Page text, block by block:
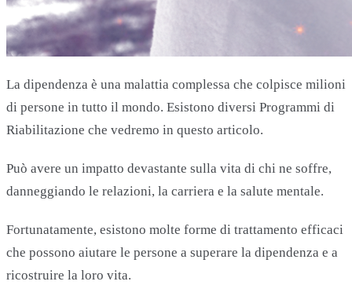
La dipendenza è una malattia complessa che colpisce milioni
di persone in tutto il mondo. Esistono diversi Programmi di
Riabilitazione che vedremo in questo articolo.
Può avere un impatto devastante sulla vita di chi ne soffre,
danneggiando le relazioni, la carriera e la salute mentale.
Fortunatamente, esistono molte forme di trattamento efficaci
che possono aiutare le persone a superare la dipendenza e a
ricostruire la loro vita.